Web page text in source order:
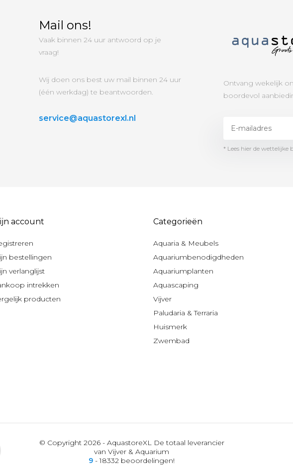
Mail ons!
Vaak binnen 24 uur antwoord op je
vraag!
Wij doen ons best uw mail binnen 24 uur
(één werkdag) te beantwoorden.
service@aquastorexl.nl
Ontvang wekelijk
boordevol
* Lees hier de wettelijke
account
bestellingen
verlanglijst
intrekken
producten
Categorieën
Aquaria & Meubels
Aquariumbenodigdheden
Aquariumplanten
Aquascaping
Vijver
Paludaria & Terraria
Huismerk
Zwembad
© Copyright 2026 - AquastoreXL De totaal leverancier
van Vijver & Aquarium
9 - 18332 beoordelingen!